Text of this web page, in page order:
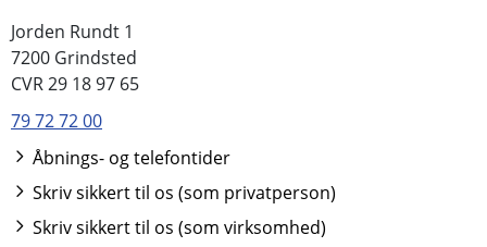
Jorden Rundt 1
7200 Grindsted
CVR 29 18 97 65
79 72 72 00
Åbnings- og telefontider
Skriv sikkert til os (som privatperson)
Skriv sikkert til os (som virksomhed)